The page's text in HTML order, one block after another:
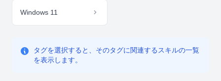
Windows 11
タグを選択すると、そのタグに関連するスキルの一覧
を表示します。